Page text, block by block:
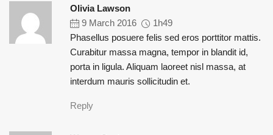
Olivia Lawson
9 March 2016
1h49
Phasellus posuere felis sed eros porttitor mattis.
Curabitur massa magna, tempor in blandit id,
porta in ligula. Aliquam laoreet nisl massa, at
interdum mauris sollicitudin et.
Reply